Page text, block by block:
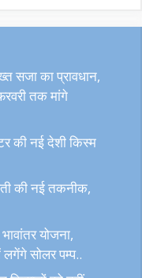
सजा का प्रावधान,
तक मांगे
की नई देशी किस्म
की नई तकनीक,
योजना,
सोलर पम्प..